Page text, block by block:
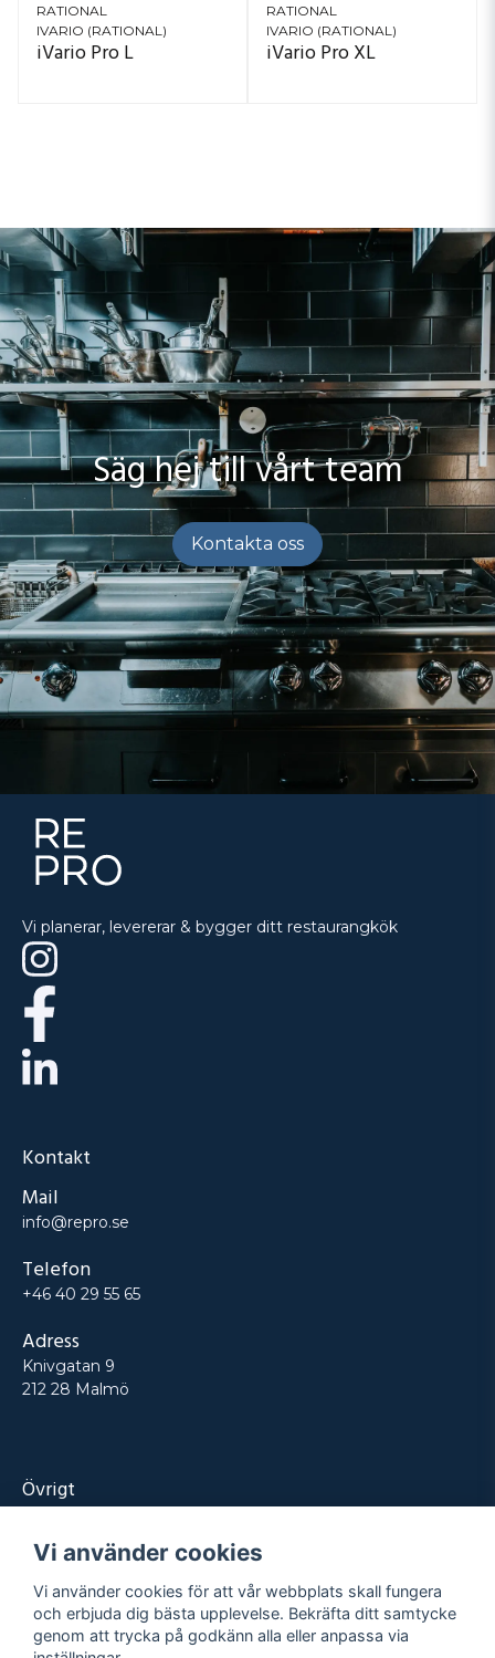
RATIONAL
IVARIO (RATIONAL)
iVario Pro L
RATIONAL
IVARIO (RATIONAL)
iVario Pro XL
Säg hej till vårt team
Kontakta oss
Vi planerar, levererar & bygger ditt restaurangkök
Kontakt
Mail
info@repro.se
Telefon
+46 40 29 55 65
Adress
Knivgatan 9
212 28 Malmö
Övrigt
Tjänster
Kontakt
Projekt
Vi använder cookies
Vi använder cookies för att vår webbplats skall fungera
och erbjuda dig bästa upplevelse. Bekräfta ditt samtycke
genom att trycka på godkänn alla eller anpassa via